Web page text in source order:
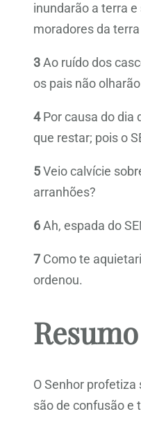
inundarão a terra
moradores da
3Ao ruído dos
os pais não
4Por causa do dia
que restar; pois o
5Veio calvície
arranhões?
6Ah, espada do
7 Como te
ordenou.
O Senhor
são de confusão e